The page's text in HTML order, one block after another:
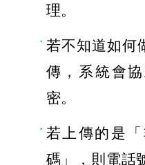
理。
若不知道如何
傳，系統會
密。
若上傳的是
碼」，則電話